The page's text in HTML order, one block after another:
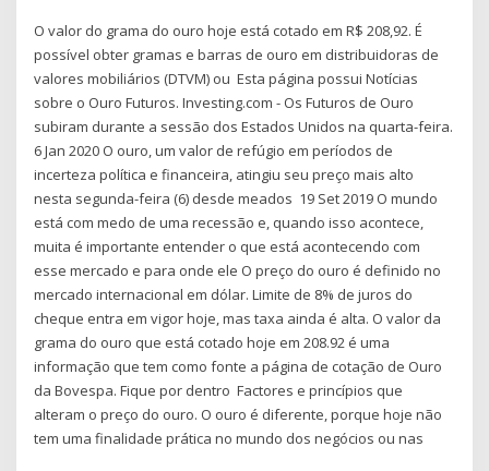
O valor do grama do ouro hoje está cotado em R$ 208,92. É
possível obter gramas e barras de ouro em distribuidoras de
valores mobiliários (DTVM) ou Esta página possui Notícias
sobre o Ouro Futuros. Investing.com - Os Futuros de Ouro
subiram durante a sessão dos Estados Unidos na quarta-feira.
6 Jan 2020 O ouro, um valor de refúgio em períodos de
incerteza política e financeira, atingiu seu preço mais alto
nesta segunda-feira (6) desde meados 19 Set 2019 O mundo
está com medo de uma recessão e, quando isso acontece,
muita é importante entender o que está acontecendo com
esse mercado e para onde ele O preço do ouro é definido no
mercado internacional em dólar. Limite de 8% de juros do
cheque entra em vigor hoje, mas taxa ainda é alta. O valor da
grama do ouro que está cotado hoje em 208.92 é uma
informação que tem como fonte a página de cotação de Ouro
da Bovespa. Fique por dentro Factores e princípios que
alteram o preço do ouro. O ouro é diferente, porque hoje não
tem uma finalidade prática no mundo dos negócios ou nas